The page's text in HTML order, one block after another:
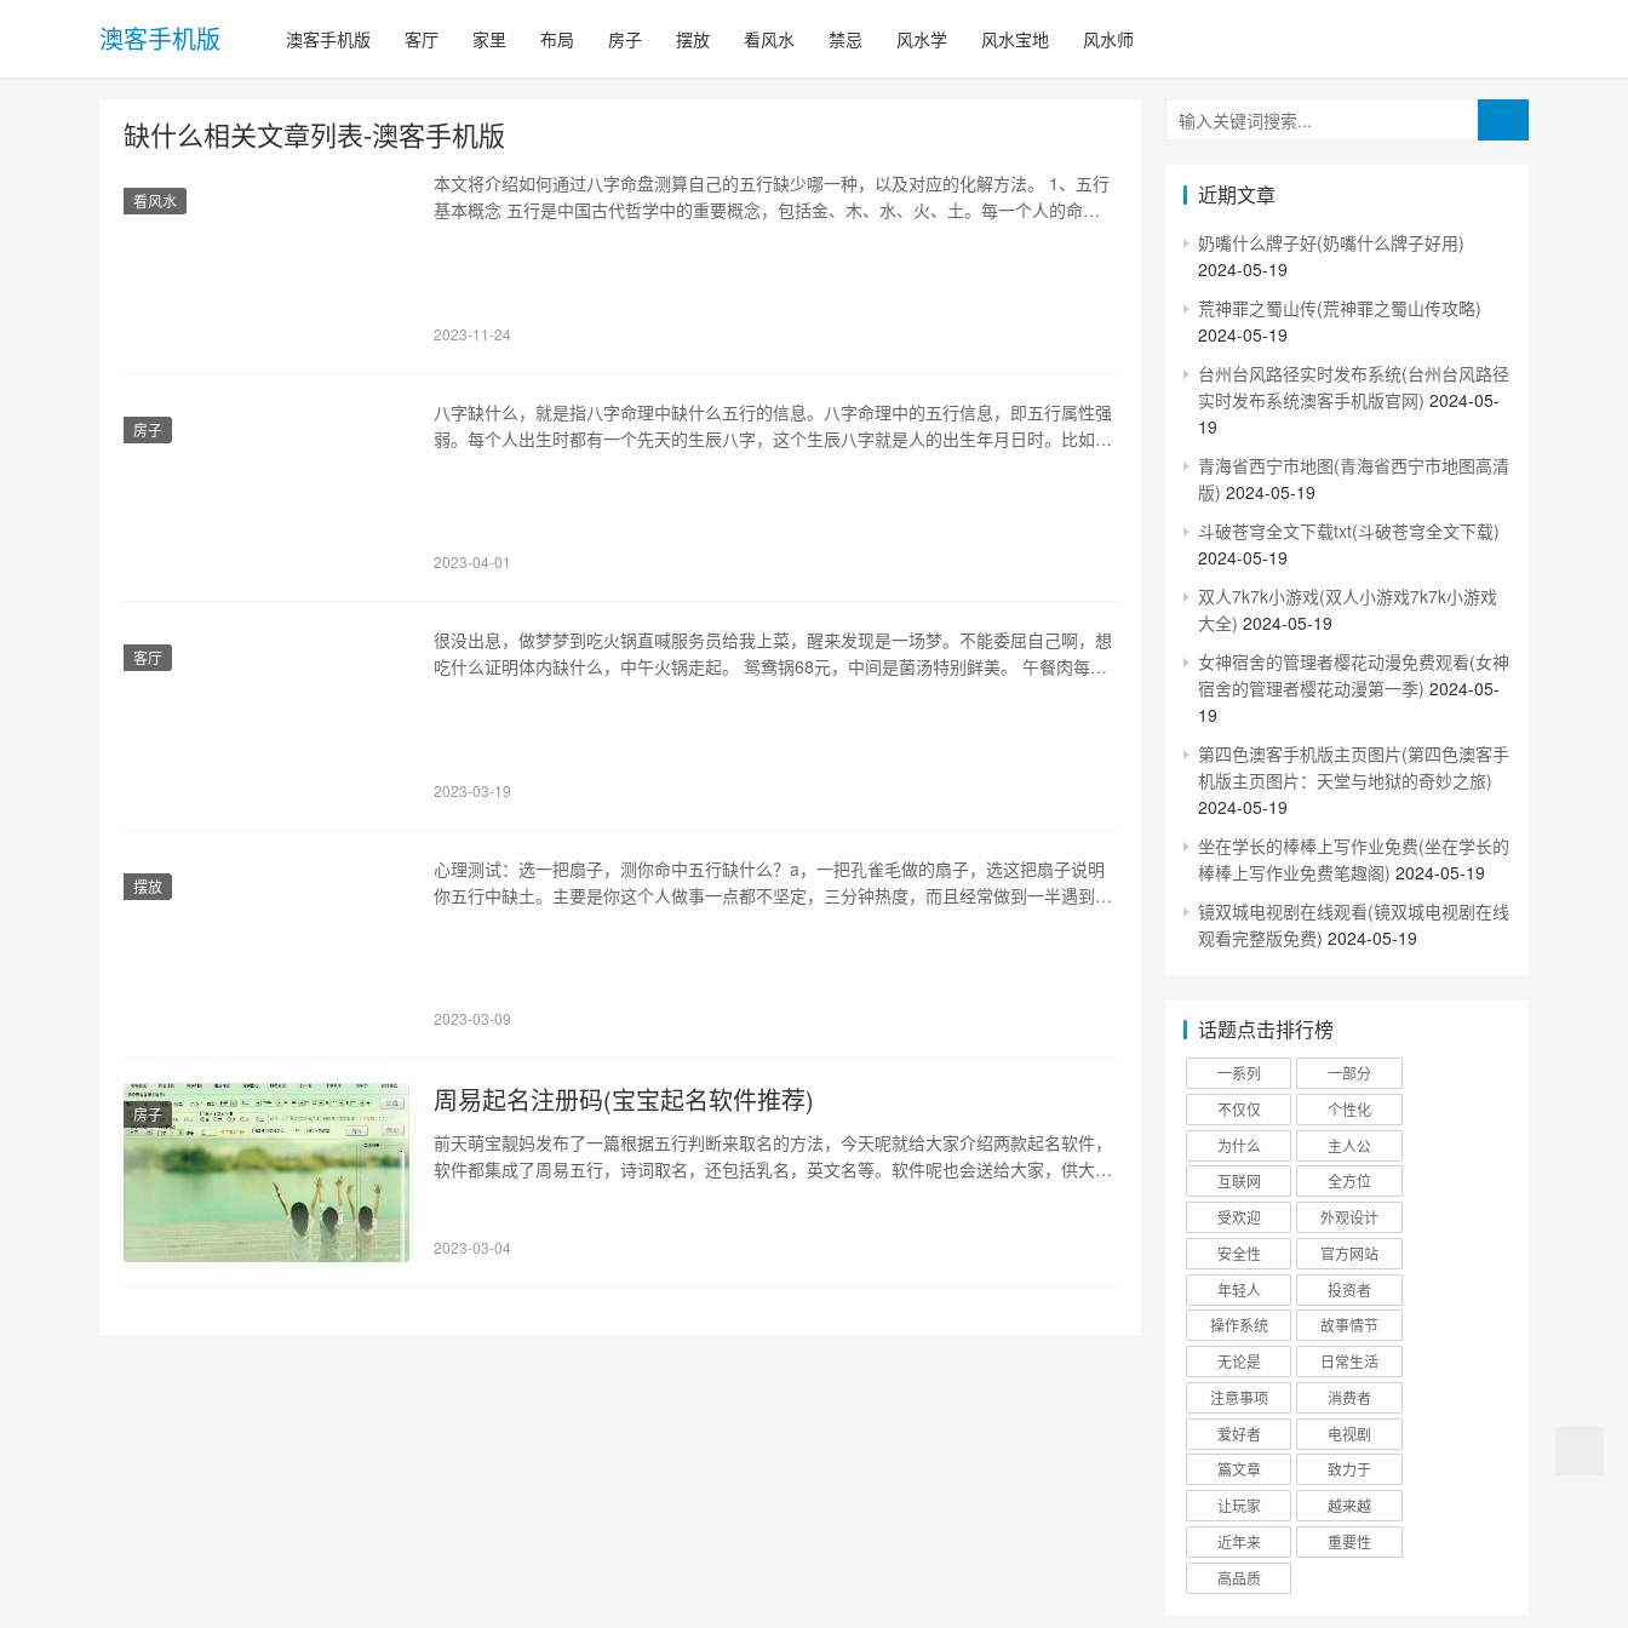
澳客手机版 澳客手机版 客厅 家里 布局 房子 摆放 看风水 禁忌 风水学 风水宝地 风水师
缺什么相关文章列表-澳客手机版
看风水
本文将介绍如何通过八字命盘测算自己的五行缺少哪一种，以及对应的化解方法。 1、五行
基本概念 五行是中国古代哲学中的重要概念，包括金、木、水、火、土。每一个人的命盘
2023-11-24
房子
八字缺什么，就是指八字命理中缺什么五行的信息。八字命理中的五行信息，即五行属性强
弱。每个人出生时都有一个先天的生辰八字，这个生辰八字就是人的出生年月日时。比如你
2023-04-01
客厅
很没出息，做梦梦到吃火锅直喊服务员给我上菜，醒来发现是一场梦。不能委屈自己啊，想
吃什么证明体内缺什么，中午火锅走起。 鸳鸯锅68元，中间是菌汤特别鲜美。 午餐肉每次
2023-03-19
摆放
心理测试：选一把扇子，测你命中五行缺什么？a，一把孔雀毛做的扇子，选这把扇子说明
你五行中缺土。主要是你这个人做事一点都不坚定，三分钟热度，而且经常做到一半遇到困
2023-03-09
房子 周易起名注册码(宝宝起名软件推荐)
前天萌宝靓妈发布了一篇根据五行判断来取名的方法，今天呢就给大家介绍两款起名软件，
软件都集成了周易五行，诗词取名，还包括乳名，英文名等。软件呢也会送给大家，供大家
评测等等。关键看红线那行，此版本已经是破…
2023-03-04
近期文章
奶嘴什么牌子好(奶嘴什么牌子好用)
2024-05-19
荒神罪之蜀山传(荒神罪之蜀山传攻略)
2024-05-19
台州台风路径实时发布系统(台州台风路径
实时发布系统澳客手机版官网) 2024-05-
19
青海省西宁市地图(青海省西宁市地图高清
版) 2024-05-19
斗破苍穹全文下载txt(斗破苍穹全文下载)
2024-05-19
双人7k7k小游戏(双人小游戏7k7k小游戏
大全) 2024-05-19
女神宿舍的管理者樱花动漫免费观看(女神
宿舍的管理者樱花动漫第一季) 2024-05-
19
第四色澳客手机版主页图片(第四色澳客手
机版主页图片：天堂与地狱的奇妙之旅)
2024-05-19
坐在学长的棒棒上写作业免费(坐在学长的
棒棒上写作业免费笔趣阁) 2024-05-19
镜双城电视剧在线观看(镜双城电视剧在线
观看完整版免费) 2024-05-19
话题点击排行榜
一系列
一部分
不仅仅
个性化
为什么
主人公
互联网
全方位
受欢迎
外观设计
安全性
官方网站
年轻人
投资者
操作系统
故事情节
无论是
日常生活
注意事项
消费者
爱好者
电视剧
篇文章
致力于
让玩家
越来越
近年来
重要性
高品质